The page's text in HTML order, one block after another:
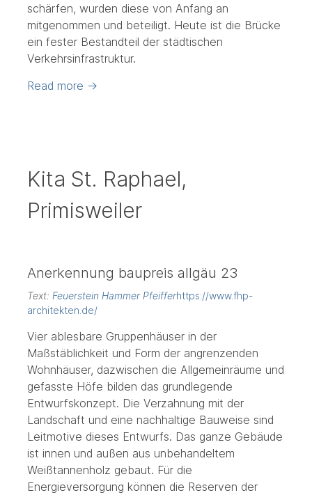
schärfen, wurden diese von Anfang an
mitgenommen und beteiligt. Heute ist die Brücke
ein fester Bestandteil der städtischen
Verkehrsinfrastruktur.
Read more →
Kita St. Raphael,
Primisweiler
Anerkennung baupreis allgäu 23
Text: Feuerstein Hammer Pfeifferhttps://www.fhp-
architekten.de/
Vier ablesbare Gruppenhäuser in der
Maßstäblichkeit und Form der angrenzenden
Wohnhäuser, dazwischen die Allgemeinräume und
gefasste Höfe bilden das grundlegende
Entwurfskonzept. Die Verzahnung mit der
Landschaft und eine nachhaltige Bauweise sind
Leitmotive dieses Entwurfs. Das ganze Gebäude
ist innen und außen aus unbehandeltem
Weißtannenholz gebaut. Für die
Energieversorgung können die Reserven der